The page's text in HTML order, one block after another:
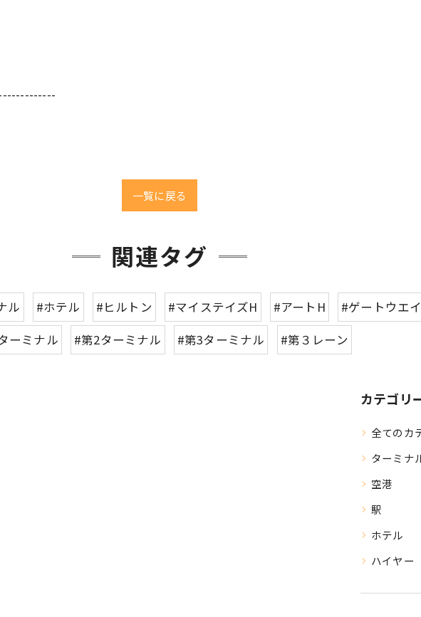
一覧に戻る
関連タグ
ル #ホテル #ヒルトン #マイステイズH #アートH #ゲートウエ
ーミナル
#第2ターミナル #第3ターミナル #第３レーン
カテゴリ
全てのカ
ターミナ
空港
駅
ホテル
ハイヤー